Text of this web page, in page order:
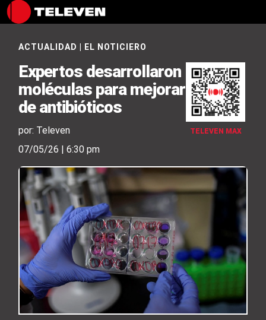
TELEVEN MAX
ACTUALIDAD EL NOTICIERO
Expertos desarrollaron
moléculas para mejorar eficacia
de antibióticos
por: Televen
07/05/26 | 6:30 pm